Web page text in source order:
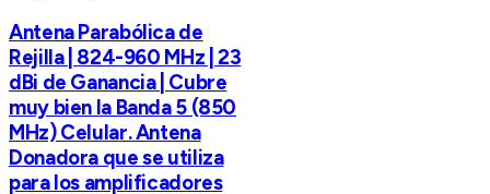
Antena Parabólica de
Rejilla | 824-960 MHz | 23
dBi de Ganancia | Cubre
muy bien la Banda 5 (850
MHz) Celular. Antena
Donadora que se utiliza
para los amplificadores